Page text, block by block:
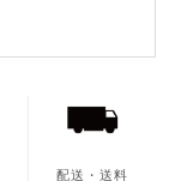
配送・送料